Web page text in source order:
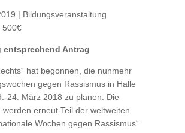
| Bildungsveranstaltung
500€
entsprechend Antrag
hat begonnen, die nunmehr
gegen Rassismus in Halle
24. März 2018 zu planen. Die
werden erneut Teil der weltweiten
Wochen gegen Rassismus“